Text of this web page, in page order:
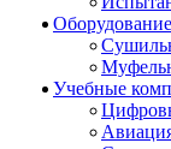
Учебные